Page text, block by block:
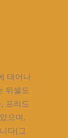
태어나
뒤셀도
프리드
으며,
다(그